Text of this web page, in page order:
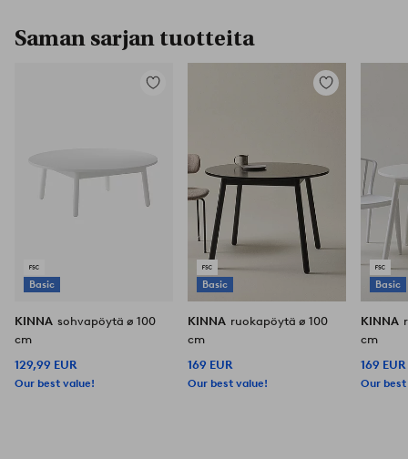
Saman sarjan tuotteita
Basic
Lisää
KINNA sohvapöytä ø 100
cm
129,99 EUR
Our best value!
Basic
Lisää
KINNA ruokapöytä ø 100
cm
169 EUR
Our best value!
Basic
KINNA
cm
169 EUR
Our